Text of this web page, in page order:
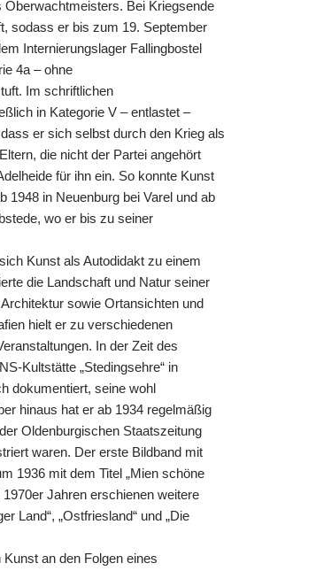
Bei Kriegsende
sodass er bis zum 19. September
Internierungslager Fallingbostel
4a – ohne
Im schriftlichen
in Kategorie V – entlastet –
er sich selbst durch den Krieg als
die nicht der Partei angehört
für ihn ein. So konnte Kunst
1948 in Neuenburg bei Varel und ab
wo er bis zu seiner
Kunst als Autodidakt zu einem
die Landschaft und Natur seiner
sowie Ortansichten und
hielt er zu verschiedenen
In der Zeit des
Kultstätte „Stedingsehre“ in
dokumentiert, seine wohl
hinaus hat er ab 1934 regelmäßig
Oldenburgischen Staatszeitung
waren. Der erste Bildband mit
1936 mit dem Titel „Mien schöne
Jahren erschienen weitere
Land“, „Ostfriesland“ und „Die
an den Folgen eines